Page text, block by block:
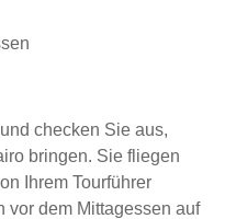
checken Sie aus,
bringen. Sie fliegen
Ihrem Tourführer
vor dem Mittagessen auf